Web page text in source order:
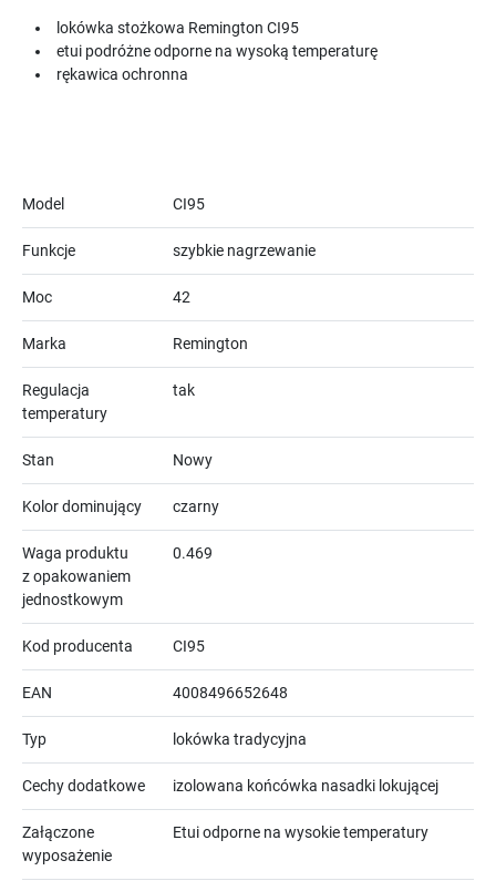
lokówka stożkowa Remington CI95
etui podróżne odporne na wysoką temperaturę
rękawica ochronna
Model CI95
Funkcje szybkie nagrzewanie
Moc 42
Marka Remington
Regulacja
temperatury
tak
Stan Nowy
Kolor dominujący czarny
Waga produktu
z opakowaniem
jednostkowym
0.469
Kod producenta CI95
EAN 4008496652648
Typ lokówka tradycyjna
Cechy dodatkowe izolowana końcówka nasadki lokującej
Załączone
wyposażenie
Etui odporne na wysokie temperatury